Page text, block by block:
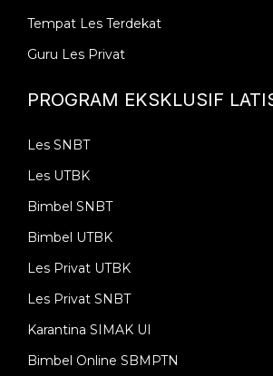
Tempat Les Terdekat
Guru Les Privat
PROGRAM EKSKLUSIF
Les SNBT
Les UTBK
Bimbel SNBT
Bimbel UTBK
Les Privat UTBK
Les Privat SNBT
Karantina SIMAK UI
Bimbel Online SBMPTN